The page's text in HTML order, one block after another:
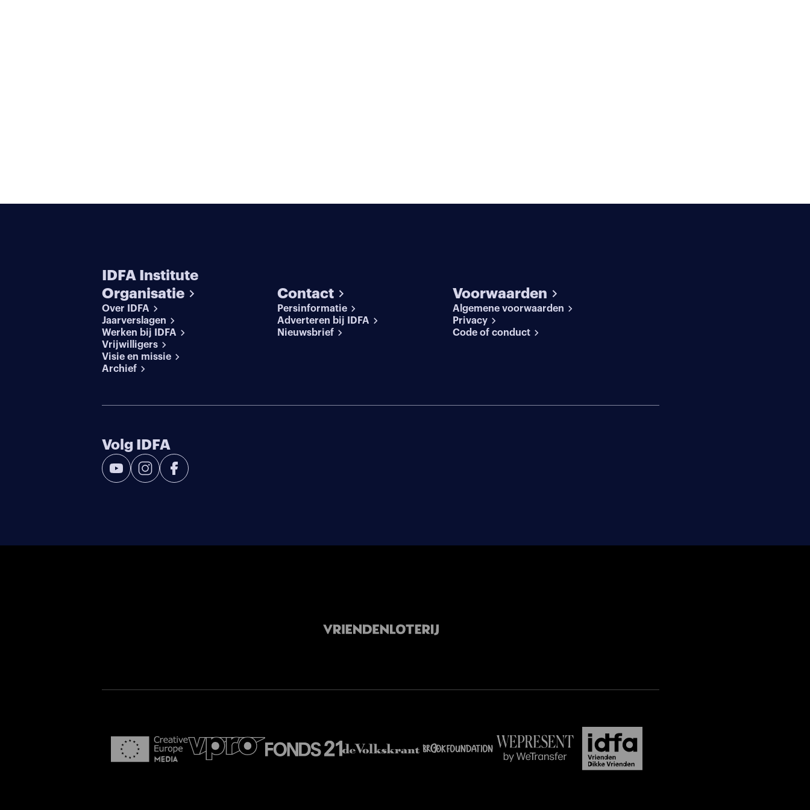
IDFA Institute
Organisatie
Over IDFA
Jaarverslagen
Werken bij IDFA
Vrijwilligers
Visie en missie
Archief
Contact
Persinformatie
Adverteren bij IDFA
Nieuwsbrief
Voorwaarden
Algemene voorwaarden
Privacy
Code of conduct
Volg IDFA